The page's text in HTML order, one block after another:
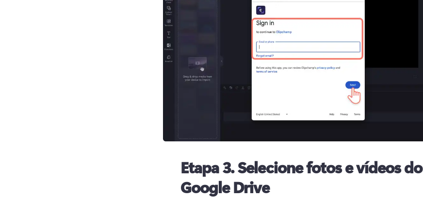
Etapa 3. Selecione fotos e vídeos do
Google Drive